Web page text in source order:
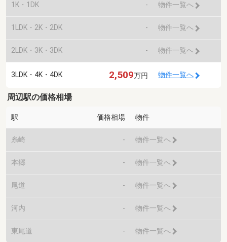
1K・1DK - 物件一覧へ
1LDK・2K・2DK - 物件一覧へ
2LDK・3K・3DK - 物件一覧へ
3LDK・4K・4DK 2,509万円 物件一覧へ
周辺駅の価格相場
駅 価格相場 物件
糸崎 - 物件一覧へ
本郷 - 物件一覧へ
尾道 - 物件一覧へ
河内 - 物件一覧へ
東尾道 - 物件一覧へ